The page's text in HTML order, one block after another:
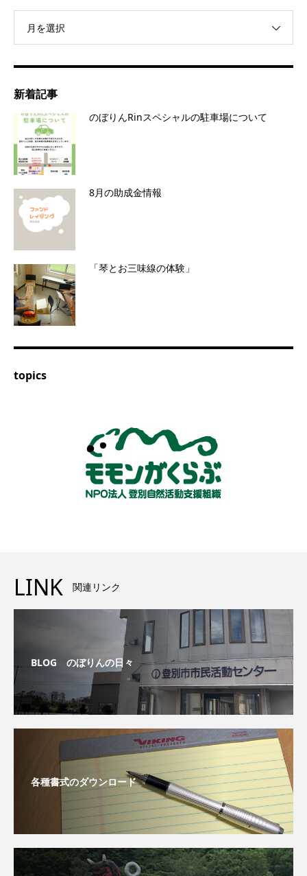
月を選択
新着記事
のぼりんRinスペシャルの駐車場について
8月の助成金情報
「琴とお三味線の体験」
topics
LINK 関連リンク
BLOG のぼりんの日々
各種書式のダウンロード